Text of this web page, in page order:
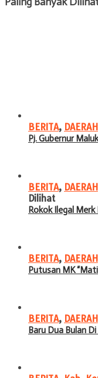
BERITA, DAERAH
Pj. Gubernur
BERITA, DAERAH
Dilihat
Rokok Ilegal
BERITA, DAERAH
Putusan MK
BERITA, DAERAH
Baru Dua Bulan